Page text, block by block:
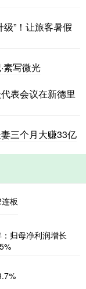
”！让旅客暑假
素写微光
表会议在新德里
三个月大赚33亿
板
归母净利润增长